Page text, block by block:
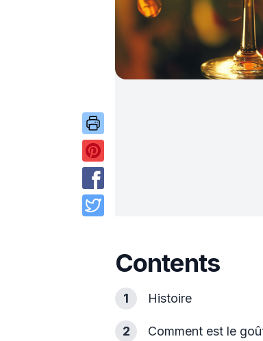
Contents
1 Histoire
2 Comment est le